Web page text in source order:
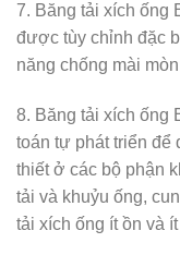
7. Băng tải xích ống
được tùy chỉnh đặc
năng chống mài
8. Băng tải xích ống
toán tự phát triển để
thiết ở các bộ phận
tải và khuỷu ống,
tải xích ống ít ồn và